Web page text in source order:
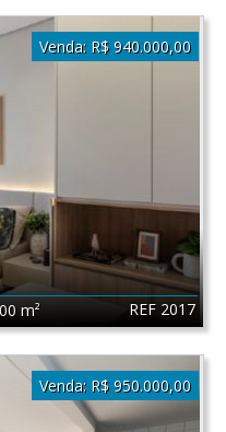
REF 2017
m²
Venda: R$ 940.000,00
Venda: R$ 950.000,00